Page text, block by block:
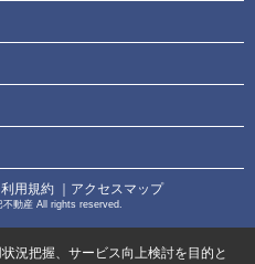
利用規約 ｜アクセスマップ
動産 All rights reserved.
況把握、サービス向上検討を目的と